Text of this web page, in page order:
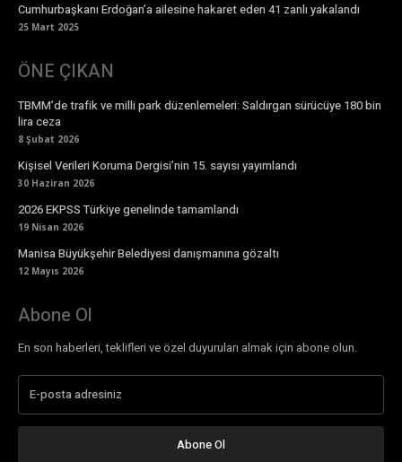
Cumhurbaşkanı Erdoğan’a ailesine hakaret eden 41 zanlı yakalandı
25 Mart 2025
ÖNE ÇIKAN
TBMM’de trafik ve milli park düzenlemeleri: Saldırgan sürücüye 180 bin
lira ceza
8 Şubat 2026
Kişisel Verileri Koruma Dergisi’nin 15. sayısı yayımlandı
30 Haziran 2026
2026 EKPSS Türkiye genelinde tamamlandı
19 Nisan 2026
Manisa Büyükşehir Belediyesi danışmanına gözaltı
12 Mayıs 2026
Abone Ol
En son haberleri, teklifleri ve özel duyuruları almak için abone olun.
Abone Ol